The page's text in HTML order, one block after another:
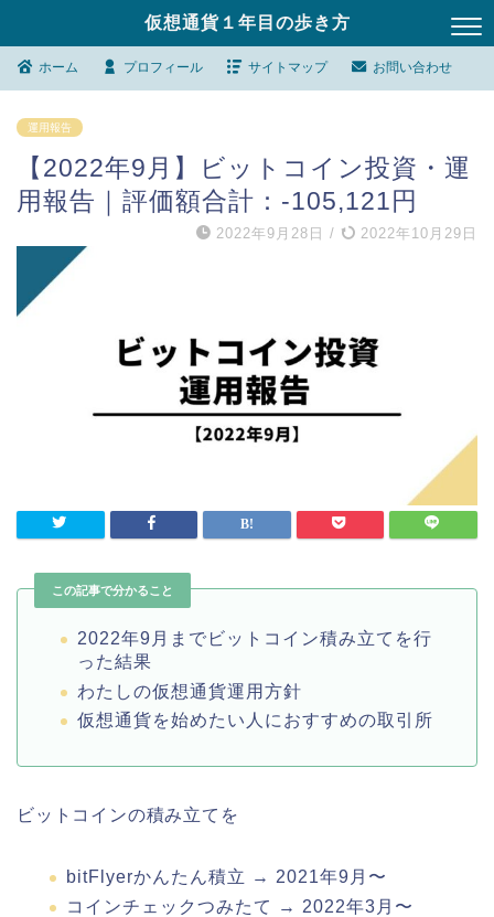
仮想通貨１年目の歩き方
ホーム プロフィール サイトマップ お問い合わせ
運用報告
【2022年9月】ビットコイン投資・運
用報告｜評価額合計：-105,121円
2022年9月28日 / 2022年10月29日
この記事で分かること
2022年9月までビットコイン積み立てを行
った結果
わたしの仮想通貨運用方針
仮想通貨を始めたい人におすすめの取引所
ビットコインの積み立てを
bitFlyerかんたん積立 → 2021年9月〜
コインチェックつみたて → 2022年3月〜